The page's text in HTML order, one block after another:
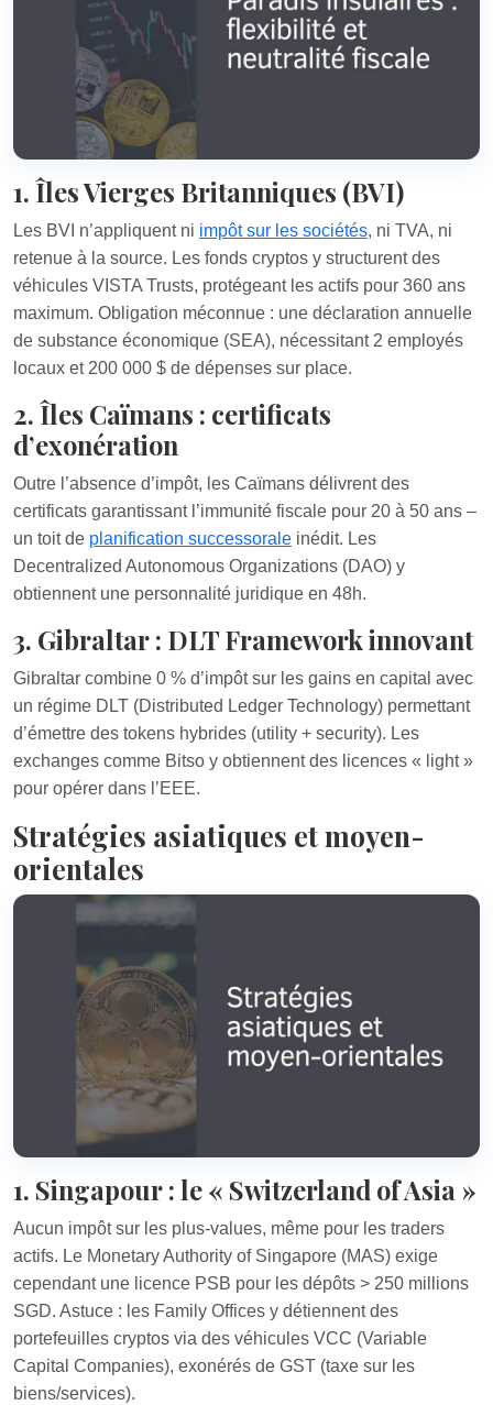
1. Îles Vierges Britanniques (BVI)
Les BVI n’appliquent ni impôt sur les sociétés, ni TVA, ni
retenue à la source. Les fonds cryptos y structurent des
véhicules VISTA Trusts, protégeant les actifs pour 360 ans
maximum. Obligation méconnue : une déclaration annuelle
de substance économique (SEA), nécessitant 2 employés
locaux et 200 000 $ de dépenses sur place.
2. Îles Caïmans : certificats
d’exonération
Outre l’absence d’impôt, les Caïmans délivrent des
certificats garantissant l’immunité fiscale pour 20 à 50 ans –
un toit de planification successorale inédit. Les
Decentralized Autonomous Organizations (DAO) y
obtiennent une personnalité juridique en 48h.
3. Gibraltar : DLT Framework innovant
Gibraltar combine 0 % d’impôt sur les gains en capital avec
un régime DLT (Distributed Ledger Technology) permettant
d’émettre des tokens hybrides (utility + security). Les
exchanges comme Bitso y obtiennent des licences « light »
pour opérer dans l’EEE.
Stratégies asiatiques et moyen-
orientales
1. Singapour : le « Switzerland of Asia »
Aucun impôt sur les plus-values, même pour les traders
actifs. Le Monetary Authority of Singapore (MAS) exige
cependant une licence PSB pour les dépôts > 250 millions
SGD. Astuce : les Family Offices y détiennent des
portefeuilles cryptos via des véhicules VCC (Variable
Capital Companies), exonérés de GST (taxe sur les
biens/services).